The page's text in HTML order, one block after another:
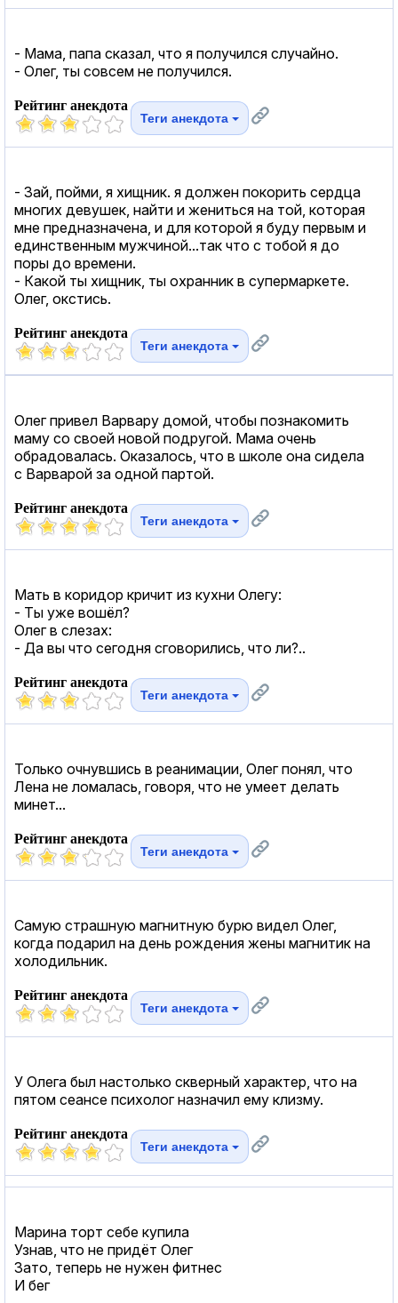
- Мама, папа сказал, что я получился случайно.
- Олег, ты совсем не получился.
Рейтинг анекдота
Теги анекдота
- Зай, пойми, я хищник. я должен покорить сердца
многих девушек, найти и жениться на той, которая
мне предназначена, и для которой я буду первым и
единственным мужчиной...так что с тобой я до
поры до времени.
- Какой ты хищник, ты охранник в супермаркете.
Олег, окстись.
Рейтинг анекдота
Теги анекдота
Олег привел Варвару домой, чтобы познакомить
маму со своей новой подругой. Мама очень
обрадовалась. Оказалось, что в школе она сидела
с Варварой за одной партой.
Рейтинг анекдота
Теги анекдота
Мать в коридор кричит из кухни Олегу:
- Ты уже вошёл?
Олег в слезах:
- Да вы что сегодня сговорились, что ли?..
Рейтинг анекдота
Теги анекдота
Только очнувшись в реанимации, Олег понял, что
Лена не ломалась, говоря, что не умеет делать
минет...
Рейтинг анекдота
Теги анекдота
Самую страшную магнитную бурю видел Олег,
когда подарил на день рождения жены магнитик на
холодильник.
Рейтинг анекдота
Теги анекдота
У Олега был настолько скверный характер, что на
пятом сеансе психолог назначил ему клизму.
Рейтинг анекдота
Теги анекдота
Марина торт себе купила
Узнав, что не придёт Олег
Зато, теперь не нужен фитнес
И бег